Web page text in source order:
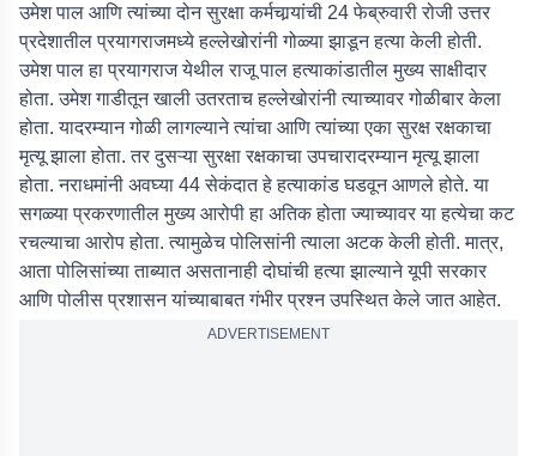
उमेश पाल आणि त्यांच्या दोन सुरक्षा कर्मचार्‍यांची 24 फेब्रुवारी रोजी उत्तर
प्रदेशातील प्रयागराजमध्ये हल्लेखोरांनी गोळ्या झाडून हत्या केली होती.
उमेश पाल हा प्रयागराज येथील राजू पाल हत्याकांडातील मुख्य साक्षीदार
होता. उमेश गाडीतून खाली उतरताच हल्लेखोरांनी त्याच्यावर गोळीबार केला
होता. यादरम्यान गोळी लागल्याने त्यांचा आणि त्यांच्या एका सुरक्ष रक्षकाचा
मृत्यू झाला होता. तर दुसऱ्या सुरक्षा रक्षकाचा उपचारादरम्यान मृत्यू झाला
होता. नराधमांनी अवघ्या 44 सेकंदात हे हत्याकांड घडवून आणले होते. या
सगळ्या प्रकरणातील मुख्य आरोपी हा अतिक होता ज्याच्यावर या हत्येचा कट
रचल्याचा आरोप होता. त्यामुळेच पोलिसांनी त्याला अटक केली होती. मात्र,
आता पोलिसांच्या ताब्यात असतानाही दोघांची हत्या झाल्याने यूपी सरकार
आणि पोलीस प्रशासन यांच्याबाबत गंभीर प्रश्न उपस्थित केले जात आहेत.
ADVERTISEMENT